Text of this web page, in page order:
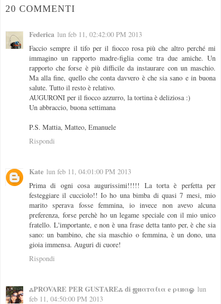
20 COMMENTI
Federica lun feb 11, 02:42:00 PM 2013
Faccio sempre il tifo per il fiocco rosa più che altro perché mi
immagino un rapporto madre-figlia come tra due amiche. Un
rapporto che forse è più difficile da instaurare con un maschio.
Ma alla fine, quello che conta davvero è che sia sano e in buona
salute. Tutto il resto è relativo.
AUGURONI per il fiocco azzurro, la tortina è deliziosa :)
Un abbraccio, buona settimana
P.S. Mattia, Matteo, Emanuele
Rispondi
Kate lun feb 11, 04:01:00 PM 2013
Prima di ogni cosa augurissimi!!!!! La torta è perfetta per
festeggiare il cucciolo!! Io ho una bimba di quasi 7 mesi, mio
marito sperava fosse femmina, io invece non avevo alcuna
preferenza, forse perchè ho un legame speciale con il mio unico
fratello. L'importante, e non è una frase detta tanto per, è che sia
sano: un bambino, che sia maschio o femmina, è un dono, una
gioia immensa. Auguri di cuore!
Rispondi
ஃPROVARE PER GUSTAREஃ di ஜиαтαℓια e ριиαஓ lun
feb 11, 04:50:00 PM 2013